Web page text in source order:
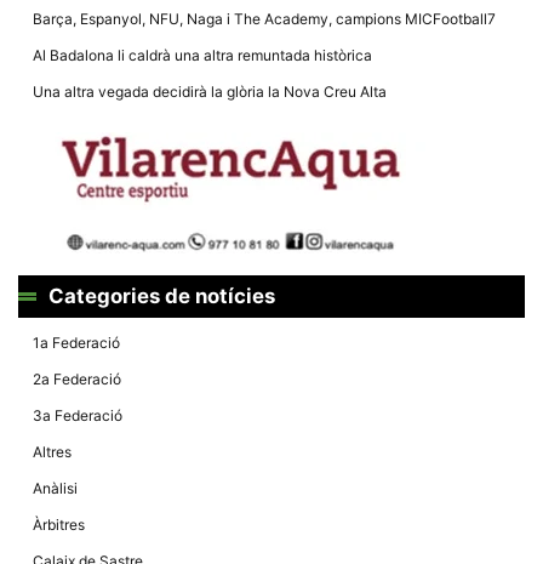
Barça, Espanyol, NFU, Naga i The Academy, campions MICFootball7
Al Badalona li caldrà una altra remuntada històrica
Una altra vegada decidirà la glòria la Nova Creu Alta
Categories de notícies
1a Federació
2a Federació
3a Federació
Altres
Anàlisi
Àrbitres
dispositiu que
lloc funcioni tan
possible. Si
cookies
algunes
funcionalitats
En compartir